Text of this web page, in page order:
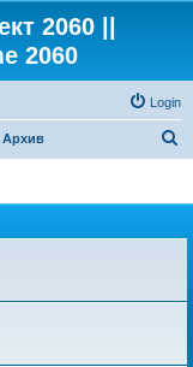
2060 ||
2060
Login
Архив